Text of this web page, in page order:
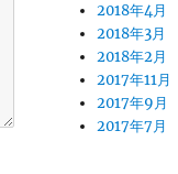
2018年4月
2018年3月
2018年2月
2017年11月
2017年9月
2017年7月